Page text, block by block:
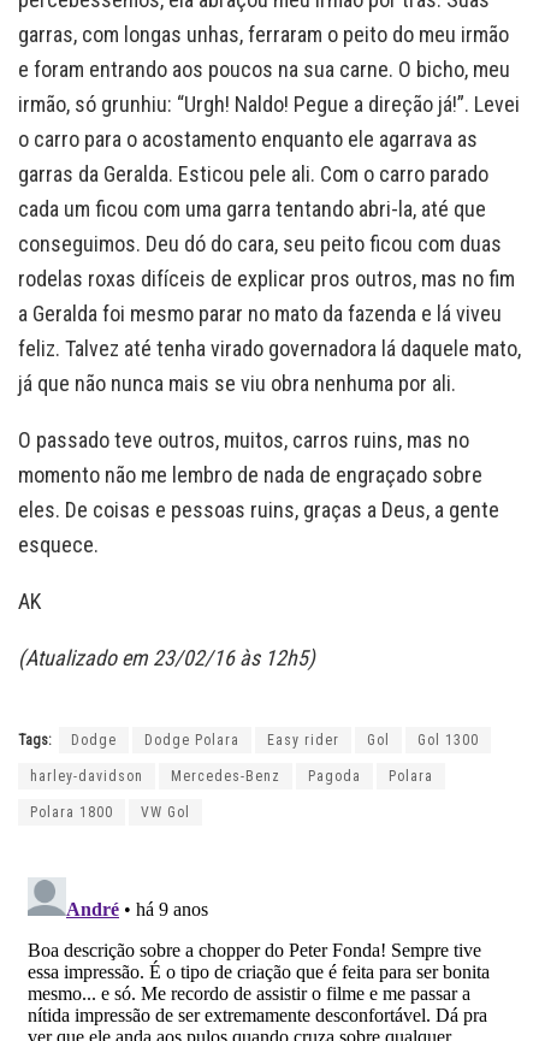
garras, com longas unhas, ferraram o peito do meu irmão
e foram entrando aos poucos na sua carne. O bicho, meu
irmão, só grunhiu: “Urgh! Naldo! Pegue a direção já!”. Levei
o carro para o acostamento enquanto ele agarrava as
garras da Geralda. Esticou pele ali. Com o carro parado
cada um ficou com uma garra tentando abri-la, até que
conseguimos. Deu dó do cara, seu peito ficou com duas
rodelas roxas difíceis de explicar pros outros, mas no fim
a Geralda foi mesmo parar no mato da fazenda e lá viveu
feliz. Talvez até tenha virado governadora lá daquele mato,
já que não nunca mais se viu obra nenhuma por ali.
O passado teve outros, muitos, carros ruins, mas no
momento não me lembro de nada de engraçado sobre
eles. De coisas e pessoas ruins, graças a Deus, a gente
esquece.
AK
(Atualizado em 23/02/16 às 12h5)
Tags: Dodge Dodge Polara Easy rider Gol Gol 1300
harley-davidson Mercedes-Benz Pagoda Polara
Polara 1800 VW Gol